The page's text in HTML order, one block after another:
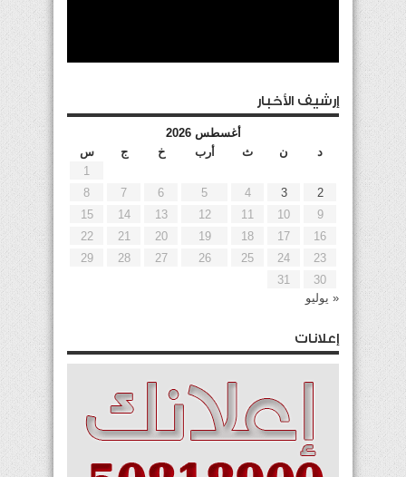
إرشيف الأخبار
أغسطس 2026
د
ن ث أرب خ ج
س
1
2
3
4
5
6
7
8
9
10
11
12
13
14
15
16
17
18
19
20
21
22
23
24
25
26
27
28
29
30
31
« يوليو
إعلانات